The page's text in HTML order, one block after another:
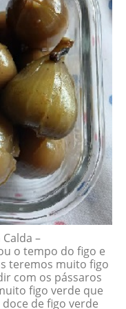
–
o tempo do figo e
teremos muito figo
com os pássaros
figo verde que
de figo verde